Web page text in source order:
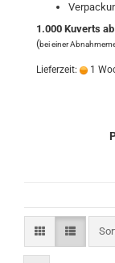
1.000 Kuverts
(bei einer
Lieferzeit: 1